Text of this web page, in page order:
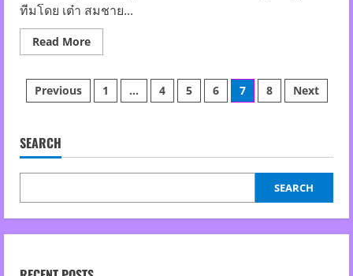
ทีมโดย เต๋า สมชาย...
Read MoreRead
more
โดม-
เจมส์
พา
90
พามู
ต
ติ้ง
in
Posts
Previous 1 … 4 5 6 7 8 Next
SEARCH
SEARCH